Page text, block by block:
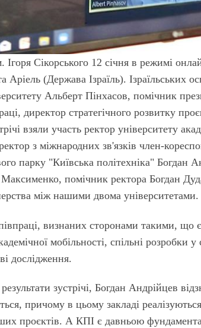
Сікорського 12 січня в режимі
Аріель (Держава Ізраїль). Ізраїльських
Альберт Пінхасов, помічник
директор стратегічного розвитку
взяли участь ректор університету
з міжнародних зв'язків член-
парку "Київська політехніка" Богдан
Максименко, помічник ректора Богдан
між нашими двома університетами.
визнаних сторонами такими, що
мобільності, спільні розробки
дослідження.
зустрічі, Богдан Андрійцев
причому в цьому закладі
проєктів. А КПІ є давньою